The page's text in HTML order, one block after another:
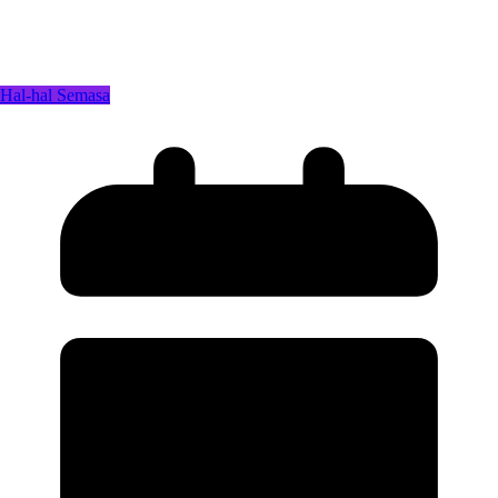
Hal-hal Semasa